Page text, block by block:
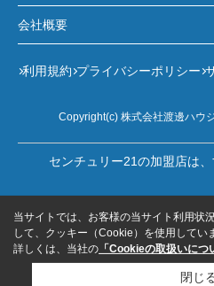
会社概要
利用規約 プライバシーポリシー
Copyright(c) 株式会社渡邊ハウ
センチュリー21の加盟店は、
当サイトでは、お客様の当サイト利用状
して、クッキー（Cookie）を使用してい
詳しくは、当社の 「Cookieの取扱いにつ
閉じ